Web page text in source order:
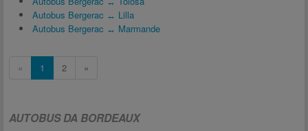
Autobus Bergerac ↔ Lilla
Autobus Bergerac ↔ Marmande
« 1 2 »
AUTOBUS DA BORDEAUX